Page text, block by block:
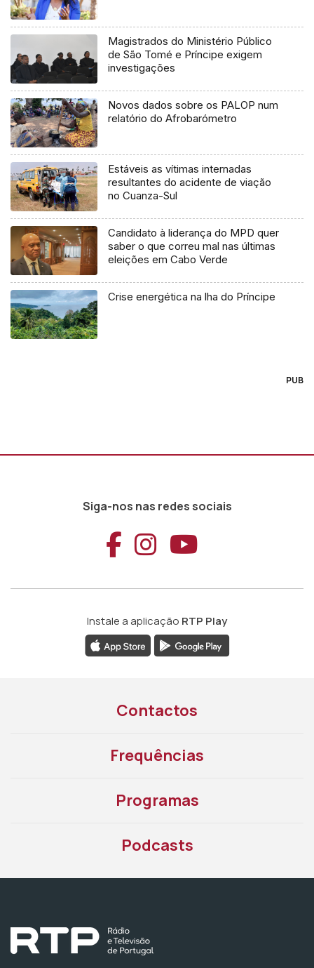
Magistrados do Ministério Público
de São Tomé e Príncipe exigem
investigações
Novos dados sobre os PALOP num
relatório do Afrobarómetro
Estáveis as vítimas internadas
resultantes do acidente de viação
no Cuanza-Sul
Candidato à liderança do MPD quer
saber o que correu mal nas últimas
eleições em Cabo Verde
Crise energética na lha do Príncipe
PUB
Siga-nos nas redes sociais
Aceder ao
Aceder ao
Aceder
Instale a aplicação RTP Play
Contactos
Frequências
Programas
Podcasts